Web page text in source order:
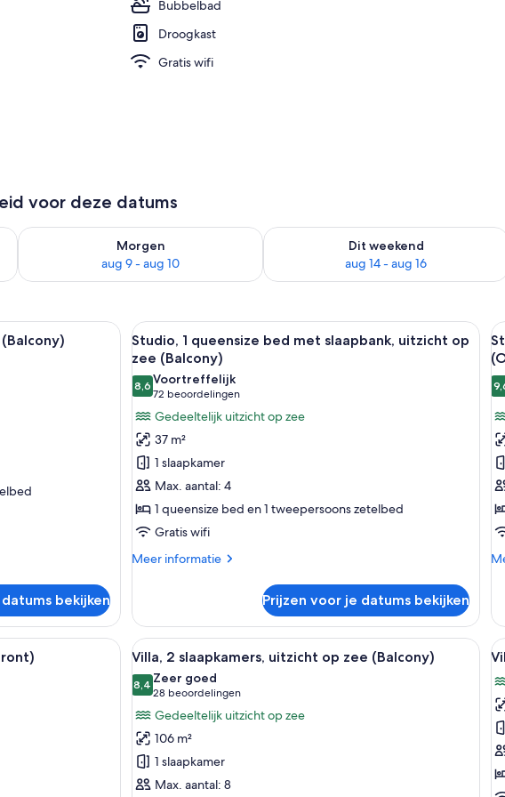
Bubbelbad
Droogkast
Gratis wifi
voor deze datums
vanavond aug 8 - aug 9
Morgen
aug 9 - aug 10
De beschikbaarheid controleren voor morgen aug 9 - aug 10
Dit weekend
aug 14 - aug 16
De beschikbaarheid controleren voor
hotelkamer met een groot raam dat uitkijkt op een weelderige tuin en palmbomen. Er is
bekijken
Alle
foto's
voor
Studio,
1
queensize
bed
met
slaapbank,
uitzicht
op
zee
Een hotelkamer met een groot bed,
4
Studio, 1 queensize bed met slaapbank, uitzicht op
zee (Balcony)
8,68,6 van 10
Voortreffelijk
72 beoordelingen
(72
beoordelingen)
Gedeeltelijk uitzicht op zee
37 m²
1 slaapkamer
Max. aantal: 4
1 queensize bed en 1 tweepersoons zetelbed
Gratis wifi
Meer informatie
Meer
1
queensize
bed
slaapbank,
uitzicht
op
zee
(Balcony)
Prijzen voor je datums bekijken
1
1
hotelkamer met een groot raam dat uitkijkt op een weelderige tuin en palmbomen. Er is
Alle
foto's
voor
Villa,
2
slaapkamers,
uitzicht
op
Een moderne hotelkamer met een
9
Villa, 2 slaapkamers, uitzicht op zee (Balcony)
8,48,4 van 10
Zeer goed
28 beoordelingen
(28
beoordelingen)
Gedeeltelijk uitzicht op zee
106 m²
1 slaapkamer
Max. aantal: 8
2